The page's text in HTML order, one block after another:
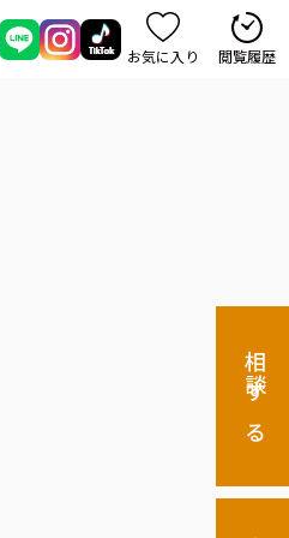
お気に入り 閲覧履歴
相談する